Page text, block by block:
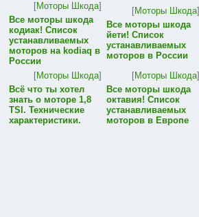
[Моторы Шкода]
Все моторы шкода
кодиак! Список
устанавливаемых
моторов на kodiaq в
России
[Моторы Шкода]
Все моторы шкода
йети! Список
устанавливаемых
моторов в России
[Моторы Шкода]
Всё что ты хотел
знать о моторе 1,8
TSI. Технические
характеристики.
[Моторы Шкода]
Все моторы шкода
октавия! Список
устанавливаемых
моторов в Европе